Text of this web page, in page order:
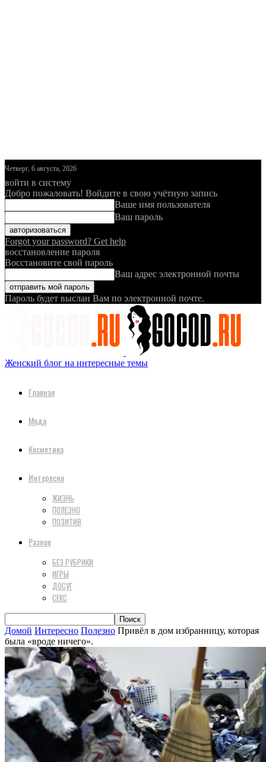
Четверг, 6 августа, 2026
войти в систему
Добро пожаловать! Войдите в свою учётную запись
Ваше имя пользователя
Ваш пароль
Forgot your password? Get help
восстановление пароля
Восстановите свой пароль
Ваш адрес электронной почты
Пароль будет выслан Вам по электронной почте.
Женский блог на интересные темы
Главная
Мода
Косметика
Интересно
ЖИЗНЬ
ПОЛЕЗНО
ПОЗИТИВ
Разное
БЕЗ РУБРИКИ
ИГРЫ
ДОСУГ
СЕКС
Домой Интересно Полезно Привёл в дом избранницу, которая
была «вроде ничего».